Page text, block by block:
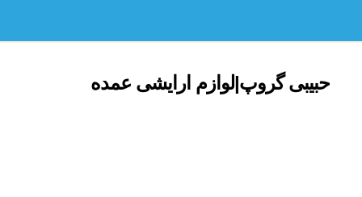
حبیبی گروپ|لوازم ارایشی عمده